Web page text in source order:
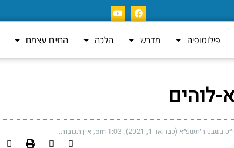
פילוסופיה מדרש הלכה החיים עצמם
לוהים
י״ט בשבט ה׳תשפ״א (פברואר 1, 2021) 1:03 pm אין תגובות